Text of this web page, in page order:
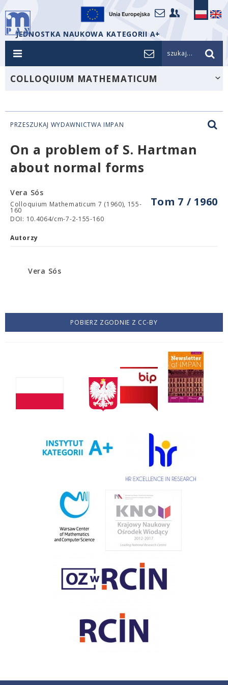
JEDNOSTKA NAUKOWA KATEGORII A+
szukaj...
COLLOQUIUM MATHEMATICUM
PRZESZUKAJ WYDAWNICTWA IMPAN
On a problem of S. Hartman
about normal forms
Tom 7 / 1960
Vera Sós
Colloquium Mathematicum 7 (1960), 155-
160
DOI: 10.4064/cm-7-2-155-160
Autorzy
Vera Sós
POBIERZ ZGODNIE Z CC-BY